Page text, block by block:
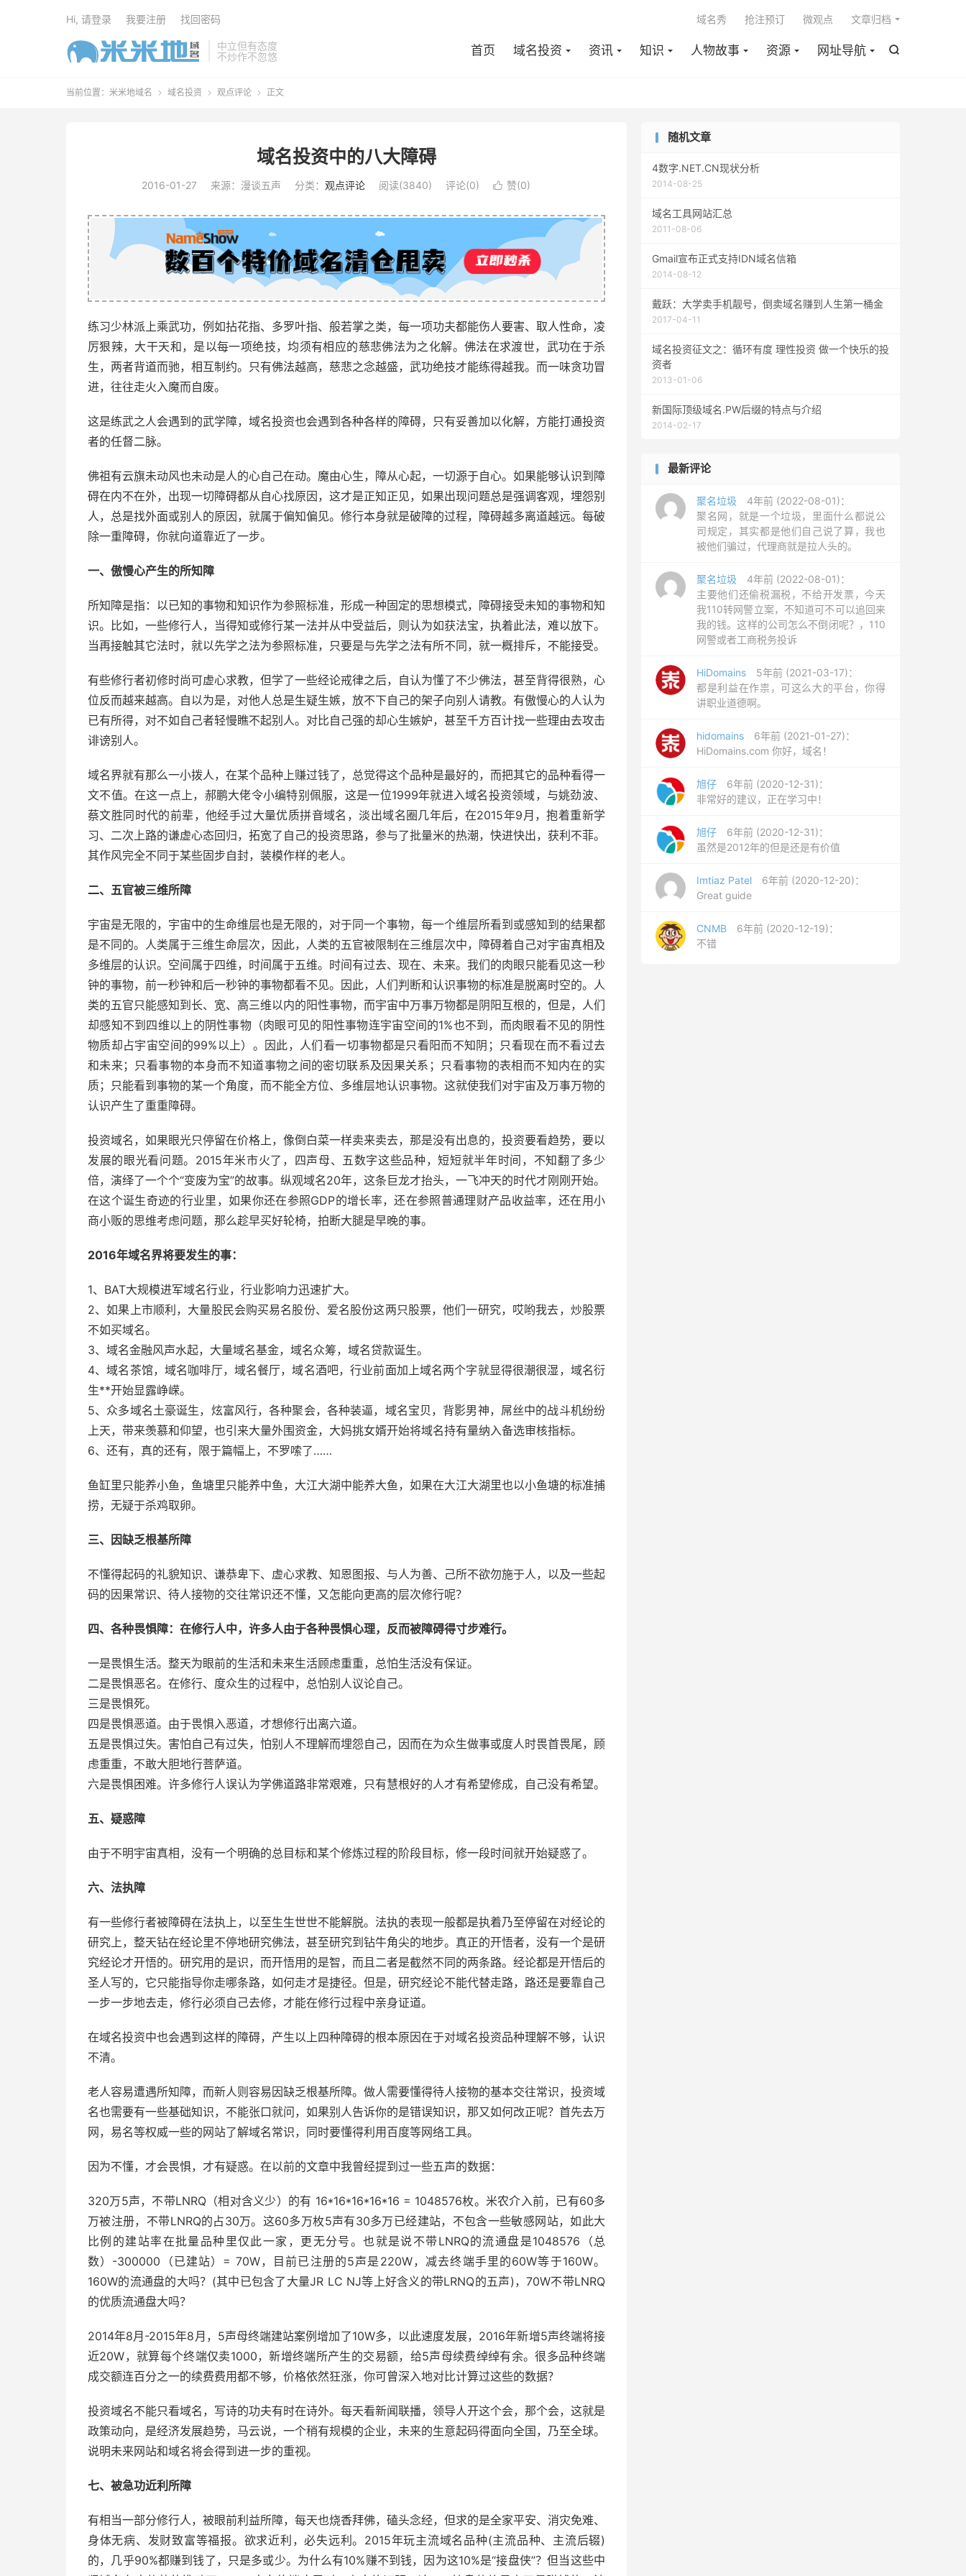
中立但有态度
不炒作不忽悠

首页 域名投资 资讯 知识 人物故事 资源 网址导航
域名秀 抢注预订 微观点 文章归档
Hi, 请登录 我要注册 找回密码
当前位置： 米米地域名  域名投资  观点评论  正文
域名投资中的八大障碍
2016-01-27 来源：漫谈五声 分类： 观点评论 阅读(3840) 评论(0)  赞(0)
练习少林派上乘武功，例如拈花指、多罗叶指、般若掌之类，每一项功夫都能伤人要害、取人性命，凌
厉狠辣，大干天和，是以每一项绝技，均须有相应的慈悲佛法为之化解。佛法在求渡世，武功在于杀
生，两者背道而驰，相互制约。只有佛法越高，慈悲之念越盛，武功绝技才能练得越我。而一味贪功冒
进，往往走火入魔而自废。
这是练武之人会遇到的武学障，域名投资也会遇到各种各样的障碍，只有妥善加以化解，方能打通投资
者的任督二脉。
佛祖有云旗未动风也未动是人的心自己在动。魔由心生，障从心起，一切源于自心。如果能够认识到障
碍在内不在外，出现一切障碍都从自心找原因，这才是正知正见，如果出现问题总是强调客观，埋怨别
人，总是找外面或别人的原因，就属于偏知偏见。修行本身就是破障的过程，障碍越多离道越远。每破
除一重障碍，你就向道靠近了一步。
一、傲慢心产生的所知障
所知障是指：以已知的事物和知识作为参照标准，形成一种固定的思想模式，障碍接受未知的事物和知
识。比如，一些修行人，当得知或修行某一法并从中受益后，则认为如获法宝，执着此法，难以放下。
当再接触其它法时，就以先学之法为参照标准，只要是与先学之法有所不同，就一概排斥，不能接受。
有些修行者初修时尚可虚心求教，但学了一些经论戒律之后，自认为懂了不少佛法，甚至背得很熟，心
位反而越来越高。自以为是，对他人总是生疑生嫉，放不下自己的架子向别人请教。有傲慢心的人认为
已有所得，对不如自己者轻慢瞧不起别人。对比自己强的却心生嫉妒，甚至千方百计找一些理由去攻击
诽谤别人。
域名界就有那么一小拨人，在某个品种上赚过钱了，总觉得这个品种是最好的，而把其它的品种看得一
文不值。在这一点上，郝鹏大佬令小编特别佩服，这是一位1999年就进入域名投资领域，与姚劲波、
蔡文胜同时代的前辈，他经手过大量优质拼音域名，淡出域名圈几年后，在2015年9月，抱着重新学
习、二次上路的谦虚心态回归，拓宽了自己的投资思路，参与了批量米的热潮，快进快出，获利不菲。
其作风完全不同于某些固步自封，装模作样的老人。
二、五官被三维所障
宇宙是无限的，宇宙中的生命维层也是无限的，对于同一个事物，每一个维层所看到或感知到的结果都
是不同的。人类属于三维生命层次，因此，人类的五官被限制在三维层次中，障碍着自己对宇宙真相及
多维层的认识。空间属于四维，时间属于五维。时间有过去、现在、未来。我们的肉眼只能看见这一秒
钟的事物，前一秒钟和后一秒钟的事物都看不见。因此，人们判断和认识事物的标准是脱离时空的。人
类的五官只能感知到长、宽、高三维以内的阳性事物，而宇宙中万事万物都是阴阳互根的，但是，人们
却感知不到四维以上的阴性事物（肉眼可见的阳性事物连宇宙空间的1%也不到，而肉眼看不见的阴性
物质却占宇宙空间的99%以上）。因此，人们看一切事物都是只看阳而不知阴；只看现在而不看过去
和未来；只看事物的本身而不知道事物之间的密切联系及因果关系；只看事物的表相而不知内在的实
质；只能看到事物的某一个角度，而不能全方位、多维层地认识事物。这就使我们对宇宙及万事万物的
认识产生了重重障碍。
投资域名，如果眼光只停留在价格上，像倒白菜一样卖来卖去，那是没有出息的，投资要看趋势，要以
发展的眼光看问题。2015年米市火了，四声母、五数字这些品种，短短就半年时间，不知翻了多少
倍，演绎了一个个“变废为宝”的故事。纵观域名20年，这条巨龙才抬头，一飞冲天的时代才刚刚开始。
在这个诞生奇迹的行业里，如果你还在参照GDP的增长率，还在参照普通理财产品收益率，还在用小
商小贩的思维考虑问题，那么趁早买好轮椅，拍断大腿是早晚的事。
2016年域名界将要发生的事：
1、BAT大规模进军域名行业，行业影响力迅速扩大。
2、如果上市顺利，大量股民会购买易名股份、爱名股份这两只股票，他们一研究，哎哟我去，炒股票
不如买域名。
3、域名金融风声水起，大量域名基金，域名众筹，域名贷款诞生。
4、域名茶馆，域名咖啡厅，域名餐厅，域名酒吧，行业前面加上域名两个字就显得很潮很湿，域名衍
生**开始显露峥嵘。
5、众多域名土豪诞生，炫富风行，各种聚会，各种装逼，域名宝贝，背影男神，屌丝中的战斗机纷纷
上天，带来羡慕和仰望，也引来大量外围资金，大妈挑女婿开始将域名持有量纳入备选审核指标。
6、还有，真的还有，限于篇幅上，不罗嗦了……
鱼缸里只能养小鱼，鱼塘里只能养中鱼，大江大湖中能养大鱼，如果在大江大湖里也以小鱼塘的标准捕
捞，无疑于杀鸡取卵。
三、因缺乏根基所障
不懂得起码的礼貌知识、谦恭卑下、虚心求教、知恩图报、与人为善、己所不欲勿施于人，以及一些起
码的因果常识、待人接物的交往常识还不懂，又怎能向更高的层次修行呢？
四、各种畏惧障：在修行人中，许多人由于各种畏惧心理，反而被障碍得寸步难行。
一是畏惧生活。整天为眼前的生活和未来生活顾虑重重，总怕生活没有保证。
二是畏惧恶名。在修行、度众生的过程中，总怕别人议论自己。
三是畏惧死。
四是畏惧恶道。由于畏惧入恶道，才想修行出离六道。
五是畏惧过失。害怕自己有过失，怕别人不理解而埋怨自己，因而在为众生做事或度人时畏首畏尾，顾
虑重重，不敢大胆地行菩萨道。
六是畏惧困难。许多修行人误认为学佛道路非常艰难，只有慧根好的人才有希望修成，自己没有希望。
五、疑惑障
由于不明宇宙真相，没有一个明确的总目标和某个修炼过程的阶段目标，修一段时间就开始疑惑了。
六、法执障
有一些修行者被障碍在法执上，以至生生世世不能解脱。法执的表现一般都是执着乃至停留在对经论的
研究上，整天钻在经论里不停地研究佛法，甚至研究到钻牛角尖的地步。真正的开悟者，没有一个是研
究经论才开悟的。研究用的是识，而开悟用的是智，而且二者是截然不同的两条路。经论都是开悟后的
圣人写的，它只能指导你走哪条路，如何走才是捷径。但是，研究经论不能代替走路，路还是要靠自己
一步一步地去走，修行必须自己去修，才能在修行过程中亲身证道。
在域名投资中也会遇到这样的障碍，产生以上四种障碍的根本原因在于对域名投资品种理解不够，认识
不清。
老人容易遭遇所知障，而新人则容易因缺乏根基所障。做人需要懂得待人接物的基本交往常识，投资域
名也需要有一些基础知识，不能张口就问，如果别人告诉你的是错误知识，那又如何改正呢？首先去万
网，易名等权威一些的网站了解域名常识，同时要懂得利用百度等网络工具。
​因为不懂，才会畏惧，才有疑惑。在以前的文章中我曾经提到过一些五声的数据：
320万5声，不带LNRQ（相对含义少）的有 16*16*16*16*16 = 1048576枚。米农介入前，已有60多
万被注册，不带LNRQ的占30万。这60多万枚5声有30多万已经建站，不包含一些敏感网站，如此大
比例的建站率在批量品种里仅此一家，更无分号。也就是说不带LNRQ的流通盘是1048576（总
数）-300000（已建站）= 70W，目前已注册的5声是220W，减去终端手里的60W等于160W。
160W的流通盘的大吗？(其中已包含了大量JR LC NJ等上好含义的带LRNQ的五声)，70W不带LNRQ
的优质流通盘大吗？
2014年8月-2015年8月，5声母终端建站案例增加了10W多，以此速度发展，2016年新增5声终端将接
近20W，就算每个终端仅卖1000，新增终端所产生的交易额，给5声母续费绰绰有余。很多品种终端
成交额连百分之一的续费费用都不够，价格依然狂涨，你可曾深入地对比计算过这些的数据？
投资域名不能只看域名，写诗的功夫有时在诗外。每天看新闻联播，领导人开这个会，那个会，这就是
政策动向，是经济发展趋势，马云说，一个稍有规模的企业，未来的生意起码得面向全国，乃至全球。
说明未来网站和域名将会得到进一步的重视。
七、被急功近利所障
有相当一部分修行人，被眼前利益所障，每天也烧香拜佛，磕头念经，但求的是全家平安、消灾免难、
身体无病、发财致富等福报。欲求近利，必失远利。2015年玩主流域名品种(主流品种、主流后辍)
的，几乎90%都赚到钱了，只是多或少。为什么有10%赚不到钱，因为这10%是“接盘侠”？但当这些中
随机文章
4数字.NET.CN现状分析
2014-08-25
域名工具网站汇总
2011-08-06
Gmail宣布正式支持IDN域名信箱
2014-08-12
戴跃：大学卖手机靓号，倒卖域名赚到人生第一桶金
2017-04-11
域名投资征文之：循环有度 理性投资 做一个快乐的投
资者
2013-01-06
新国际顶级域名.PW后缀的特点与介绍
2014-02-17
最新评论
聚名垃圾
4年前 (2022-08-01)：
聚名网，就是一个垃圾，里面什么都说公
司规定，其实都是他们自己说了算，我也
被他们骗过，代理商就是拉人头的。
聚名垃圾
4年前 (2022-08-01)：
主要他们还偷税漏税，不给开发票，今天
我110转网警立案，不知道可不可以追回来
我的钱。这样的公司怎么不倒闭呢？，110
网警或者工商税务投诉
HiDomains
5年前 (2021-03-17)：
都是利益在作祟，可这么大的平台，你得
讲职业道德啊。
hidomains
6年前 (2021-01-27)：
HiDomains.com 你好，域名！
旭仔
6年前 (2020-12-31)：
非常好的建议，正在学习中！
旭仔
6年前 (2020-12-31)：
虽然是2012年的但是还是有价值
Imtiaz Patel
6年前 (2020-12-20)：
Great guide
CNMB
6年前 (2020-12-19)：
不错